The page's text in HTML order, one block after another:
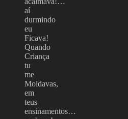
aí
durmindo
eu
Ficava!
Quando
Criança
tu
me
Moldavas,
em
teus
ensinamentos…